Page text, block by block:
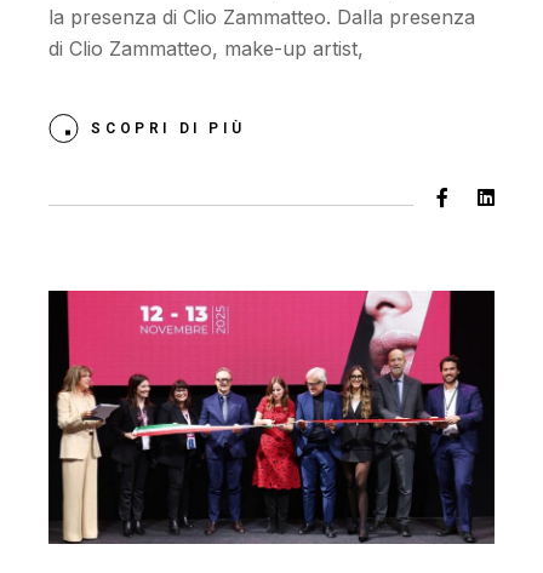
la presenza di Clio Zammatteo. Dalla presenza
di Clio Zammatteo, make-up artist,
SCOPRI DI PIÙ